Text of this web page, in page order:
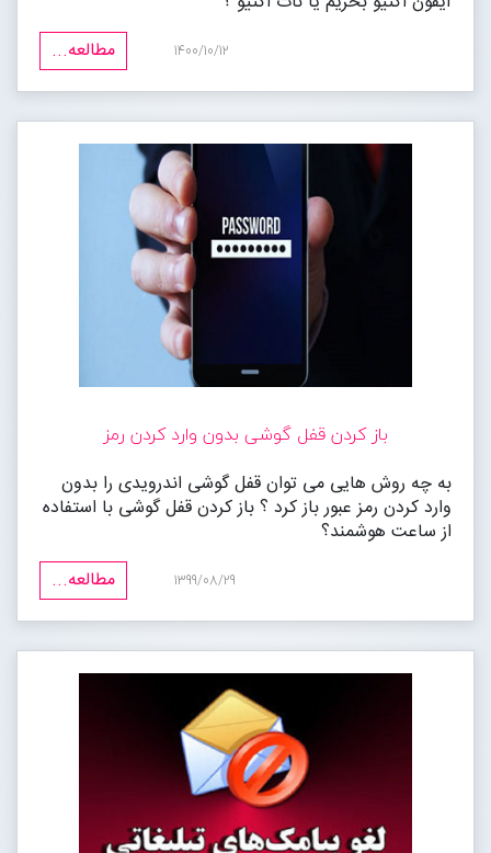
مطالعه...
1400/10/12
باز کردن قفل گوشی بدون وارد کردن رمز
به چه روش هایی می توان قفل گوشی اندرویدی را بدون
وارد کردن رمز عبور باز کرد ؟ باز کردن قفل گوشی با استفاده
از ساعت هوشمند؟
مطالعه...
1399/08/29